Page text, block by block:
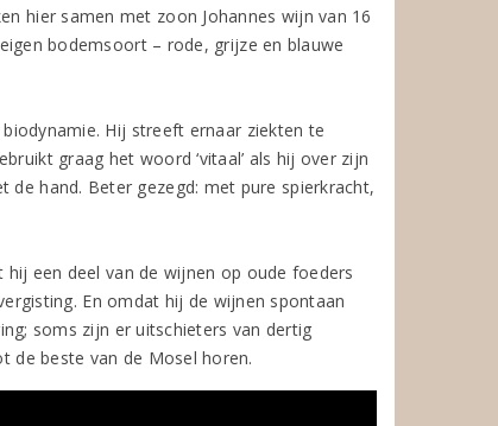
hier samen met zoon Johannes wijn van 16
bodemsoort – rode, grijze en blauwe
Hij streeft ernaar ziekten te
graag het woord ‘vitaal’ als hij over zijn
hand. Beter gezegd: met pure spierkracht,
een deel van de wijnen op oude foeders
En omdat hij de wijnen spontaan
soms zijn er uitschieters van dertig
de beste van de Mosel horen.